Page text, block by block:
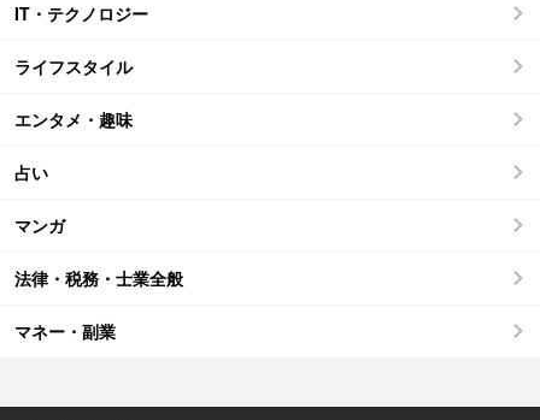
IT・テクノロジー
ライフスタイル
エンタメ・趣味
占い
マンガ
法律・税務・士業全般
マネー・副業